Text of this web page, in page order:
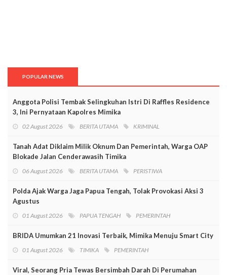
POPULAR NEWS
Anggota Polisi Tembak Selingkuhan Istri Di Raffles Residence
3, Ini Pernyataan Kapolres Mimika
02 August 2026 BERITA UTAMA KRIMINAL
Tanah Adat Diklaim Milik Oknum Dan Pemerintah, Warga OAP
Blokade Jalan Cenderawasih Timika
06 August 2026 BERITA UTAMA PERISTIWA
Polda Ajak Warga Jaga Papua Tengah, Tolak Provokasi Aksi 3
Agustus
01 August 2026 PAPUA TENGAH PEMERINTAH
BRIDA Umumkan 21 Inovasi Terbaik, Mimika Menuju Smart City
01 August 2026 TIMIKA PEMERINTAH
Viral, Seorang Pria Tewas Bersimbah Darah Di Perumahan